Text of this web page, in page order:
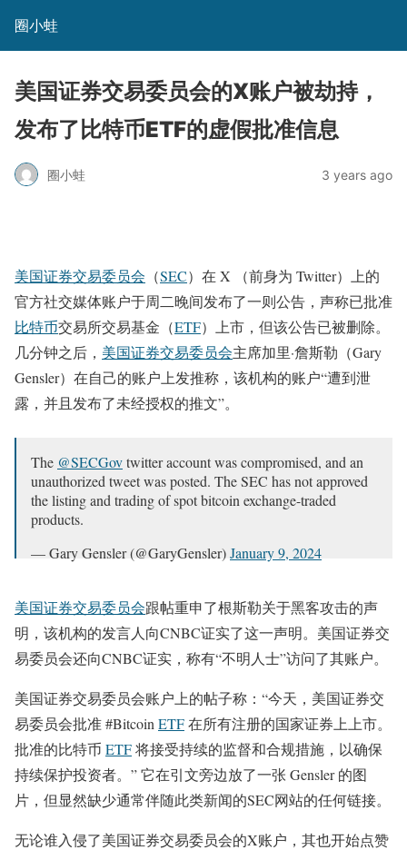
圈小蛙
美国证券交易委员会的X账户被劫持，
发布了比特币ETF的虚假批准信息
圈小蛙 3 years ago
美国证券交易委员会 （SEC）在 X （前身为 Twitter）上的
官方社交媒体账户于周二晚间发布了一则公告，声称已批准
比特币交易所交易基金（ETF）上市，但该公告已被删除。
几分钟之后， 美国证券交易委员会主席加里·詹斯勒（Gary
Gensler）在自己的账户上发推称，该机构的账户“遭到泄
露，并且发布了未经授权的推文”。
The @SECGovtwitter account was compromised, and an
unauthorized tweet was posted. The SEC has not approved
the listing and trading of spot bitcoin exchange-traded
products.
— Gary Gensler (@GaryGensler)January 9, 2024
美国证券交易委员会跟帖重申了根斯勒关于黑客攻击的声
明，该机构的发言人向CNBC证实了这一声明。美国证券交
易委员会还向CNBC证实，称有“不明人士”访问了其账户。
美国证券交易委员会账户上的帖子称：“今天，美国证券交
易委员会批准 #Bitcoin ETF在所有注册的国家证券上上市。
批准的比特币 ETF将接受持续的监督和合规措施，以确保
持续保护投资者。” 它在引文旁边放了一张 Gensler 的图
片，但显然缺少通常伴随此类新闻的SEC网站的任何链接。
无论谁入侵了美国证券交易委员会的X账户，其也开始点赞